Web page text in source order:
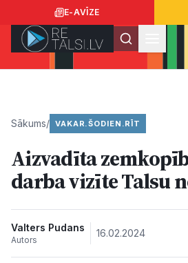
E-AVĪZE
Ziņas
Sākums/ VAKAR.ŠODIEN.RĪT
Aizvadīta
darba vizīte Talsu
Valters Pudans
Autors
16.02.2024